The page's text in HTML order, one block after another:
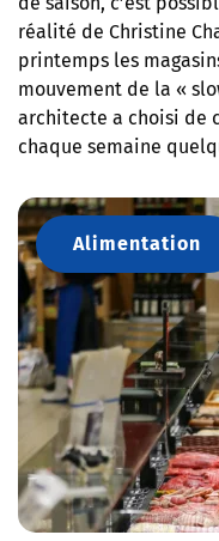
réalité de Christine
printemps les
mouvement de la «
architecte a choisi de
chaque semaine
Alimentation